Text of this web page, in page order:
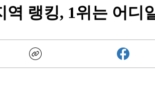
역 랭킹, 1위는 어디